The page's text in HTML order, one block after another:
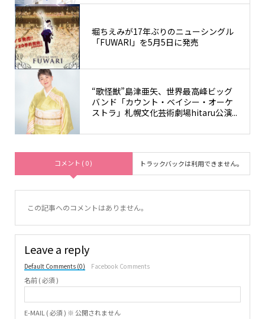
堀ちえみが17年ぶりのニューシングル
「FUWARI」を5月5日に発売
“歌怪獣”島津亜矢、世界最高峰ビッグ
バンド「カウント・ベイシー・オーケ
ストラ」札幌文化芸術劇場hitaru公演...
コメント ( 0 ) トラックバックは利用できません。
この記事へのコメントはありません。
Leave a reply
Default Comments (0) Facebook Comments
名前 ( 必須 )
E-MAIL ( 必須 ) ※ 公開されません